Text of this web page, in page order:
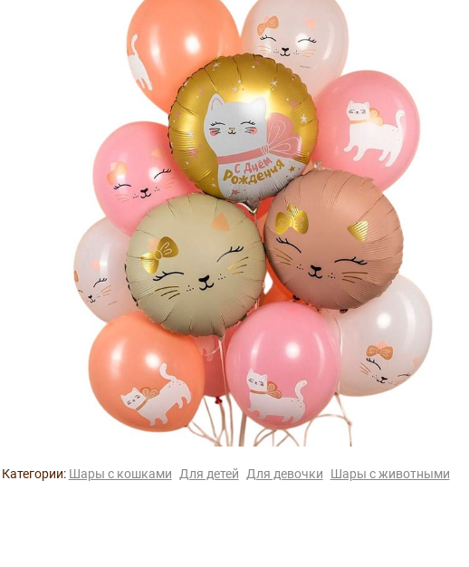
Категории: Шары с кошками Для детей Для девочки Шары с животными